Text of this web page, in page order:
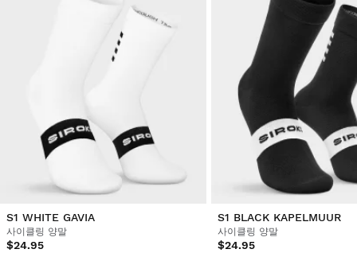
S1 WHITE GAVIA
사이클링 양말
$24.95
S1 BLACK KAPELMUUR
사이클링 양말
$24.95